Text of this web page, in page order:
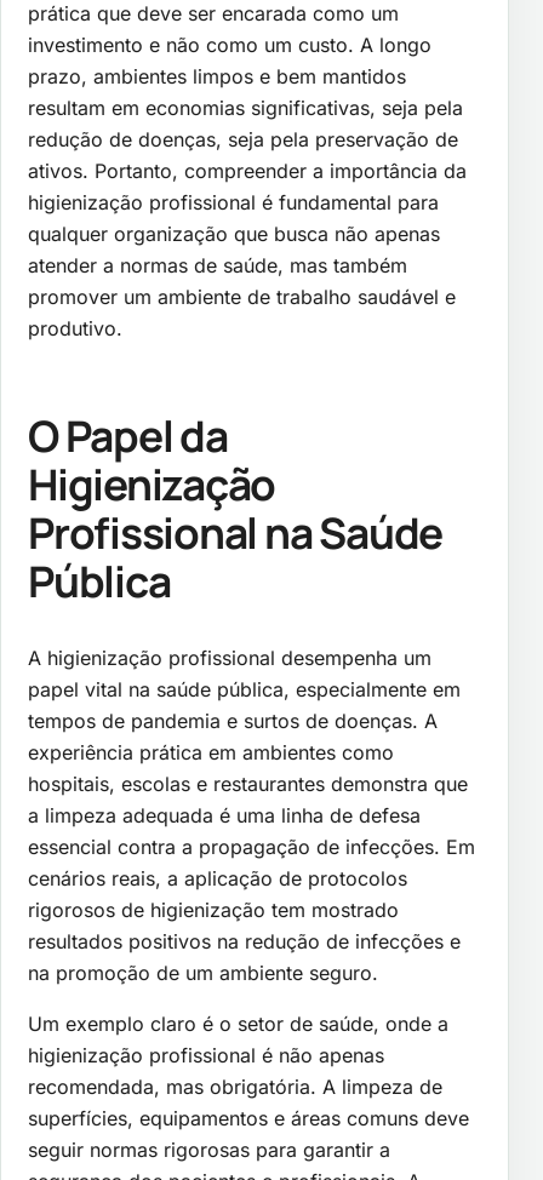
prática que deve ser encarada como um
investimento e não como um custo. A longo
prazo, ambientes limpos e bem mantidos
resultam em economias significativas, seja pela
redução de doenças, seja pela preservação de
ativos. Portanto, compreender a importância da
higienização profissional é fundamental para
qualquer organização que busca não apenas
atender a normas de saúde, mas também
promover um ambiente de trabalho saudável e
produtivo.
O Papel da
Higienização
Profissional na Saúde
Pública
A higienização profissional desempenha um
papel vital na saúde pública, especialmente em
tempos de pandemia e surtos de doenças. A
experiência prática em ambientes como
hospitais, escolas e restaurantes demonstra que
a limpeza adequada é uma linha de defesa
essencial contra a propagação de infecções. Em
cenários reais, a aplicação de protocolos
rigorosos de higienização tem mostrado
resultados positivos na redução de infecções e
na promoção de um ambiente seguro.
Um exemplo claro é o setor de saúde, onde a
higienização profissional é não apenas
recomendada, mas obrigatória. A limpeza de
superfícies, equipamentos e áreas comuns deve
seguir normas rigorosas para garantir a